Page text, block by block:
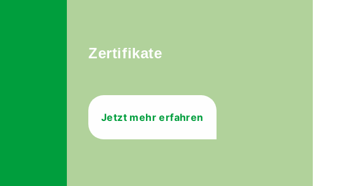
Zertifikate
Jetzt mehr erfahren